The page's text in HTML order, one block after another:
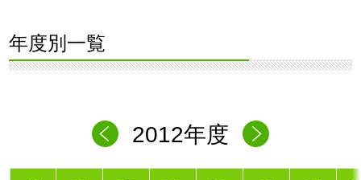
年度別一覧
2012年度